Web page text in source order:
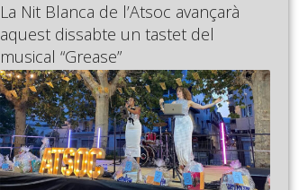
La Nit Blanca de l’Atsoc avançarà
aquest dissabte un tastet del
musical “Grease”